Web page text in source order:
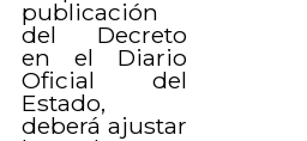
publicación
del Decreto
en el Diario
Oficial del
Estado,
deberá ajustar